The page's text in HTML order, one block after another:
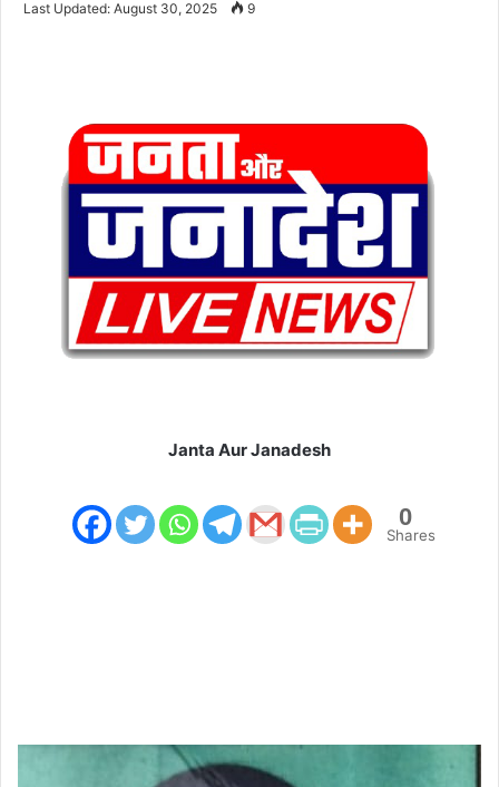
e
m
a
Last Updated: August 30, 2025 9
Janta Aur Janadesh
0
Shares